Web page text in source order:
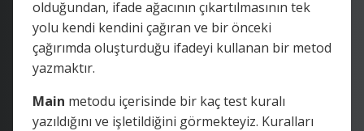
olduğundan, ifade ağacının çıkartılmasının tek
yolu kendi kendini çağıran ve bir önceki
çağırımda oluşturduğu ifadeyi kullanan bir metod
yazmaktır.
Main metodu içerisinde bir kaç test kuralı
yazıldığını ve işletildiğini görmekteyiz. Kuralları